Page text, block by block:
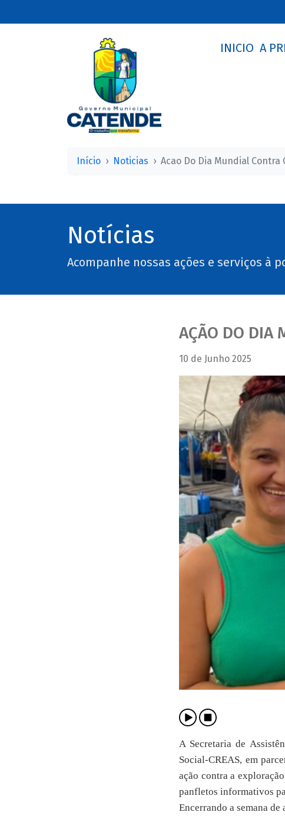
INICIO A
Início Noticias Acao Do Dia Mundial
Notícias
Acompanhe nossas ações e serviços à
AÇÃO DO DIA
10 de Junho 2025
A Secretaria de
Social-CREAS, em
ação contra a
panfletos informativos
Encerrando a semana de